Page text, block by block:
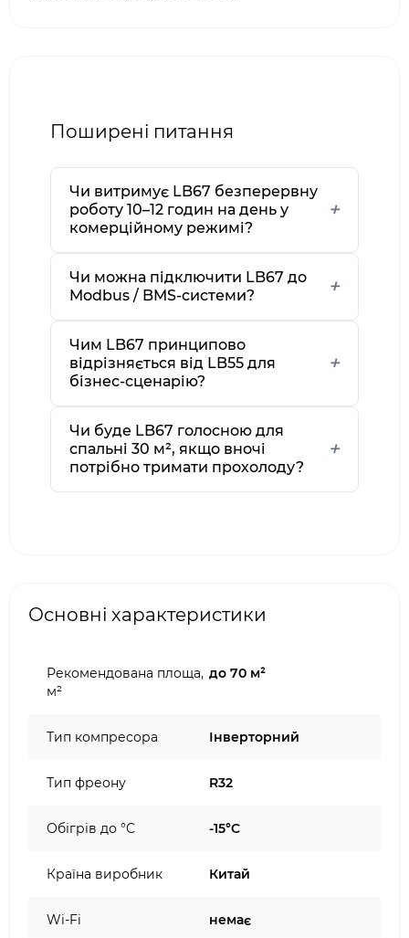
Поширені питання
Чи витримує LB67 безперервну
роботу 10–12 годин на день у
комерційному режимі?
Чи можна підключити LB67 до
Modbus / BMS-системи?
Чим LB67 принципово
відрізняється від LB55 для
бізнес-сценарію?
Чи буде LB67 голосною для
спальні 30 м², якщо вночі
потрібно тримати прохолоду?
Основні характеристики
Рекомендована площа,
м²
до 70 м²
Тип компресора Інверторний
Тип фреону R32
Обігрів до °C -15°C
Країна виробник Китай
Wi-Fi немає